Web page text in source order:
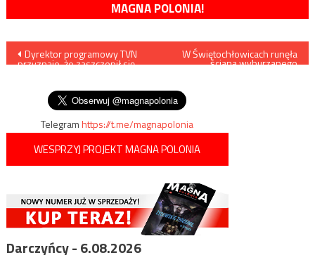
MAGNA POLONIA!
Nawigacja
wpisu
Dyrektor programowy TVN
przyznaje, że zaszczepił się
W Świętochłowicach runęła
ściana wyburzanego
Telegramhttps://t.me/magnapolonia
WESPRZYJ PROJEKT MAGNA POLONIA
Darczyńcy - 6.08.2026